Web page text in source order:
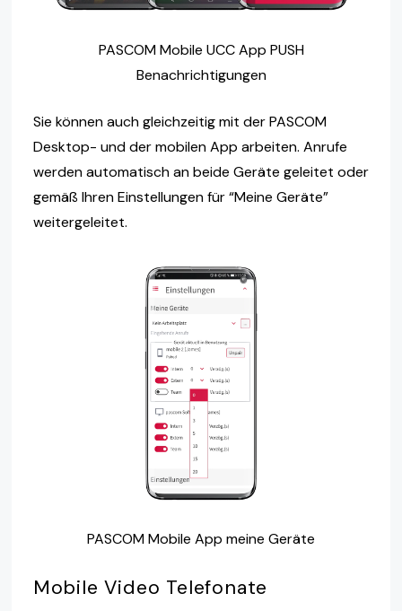
PASCOM Mobile UCC App PUSH
Benachrichtigungen
Sie können auch gleichzeitig mit der PASCOM
Desktop- und der mobilen App arbeiten. Anrufe
werden automatisch an beide Geräte geleitet oder
gemäß Ihren Einstellungen für “Meine Geräte”
weitergeleitet.
PASCOM Mobile App meine Geräte
Mobile Video Telefonate